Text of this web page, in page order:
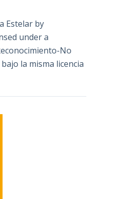
Estelarby
under a
No
la misma licencia